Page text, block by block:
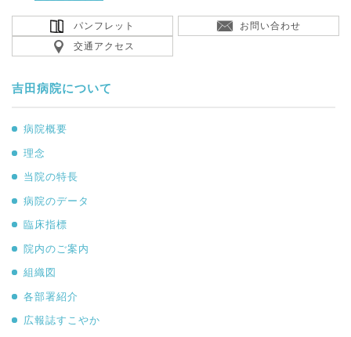
パンフレット
お問い合わせ
交通アクセス
吉田病院について
病院概要
理念
当院の特長
病院のデータ
臨床指標
院内のご案内
組織図
各部署紹介
広報誌すこやか